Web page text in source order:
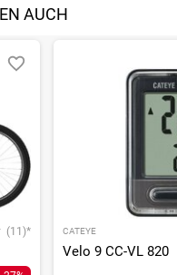
AUCH
(11)* CATEYE
Velo 9 CC-VL 820